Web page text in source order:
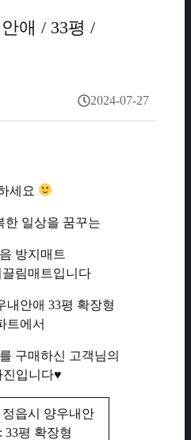
애 / 33평 /
2024-07-27
세요
한 일상을 꿈꾸는
방지매트
림매트입니다
내안애 33평 확장형
트에서
구매하신 고객님의
진입니다♥
읍시 양우내안
33평 확장형